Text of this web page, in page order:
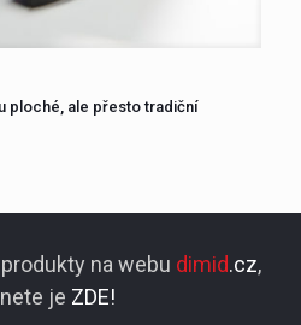
ploché, ale přesto tradiční
na webu dimid.cz,
je ZDE!